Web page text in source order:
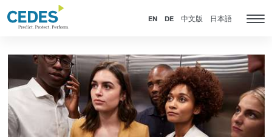
to
homepage
Navigation
springen
to
content
to
footer
EN DE 中文版 日本語